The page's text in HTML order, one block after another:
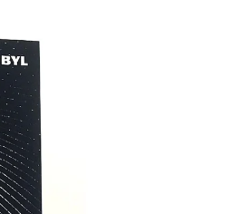
RECEPTY PRO
KLIMA